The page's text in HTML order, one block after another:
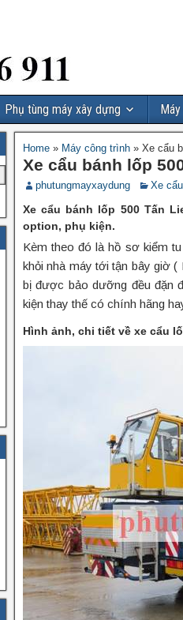
Phụ tùng máy xây dựng
Home » Máy công trình »Xe cẩu
Xe cẩu bánh lốp
phutungmayxaydung Xe cẩu
Xe cẩu bánh lốp 500 Tấn
option, phụ kiện.
Kèm theo đó là hồ sơ kiểm
khỏi nhà máy tới tận bây giờ (
bị được bảo dưỡng đều đặn
kiện thay thế có chính hãng
Hình ảnh, chi tiết về xe cẩu